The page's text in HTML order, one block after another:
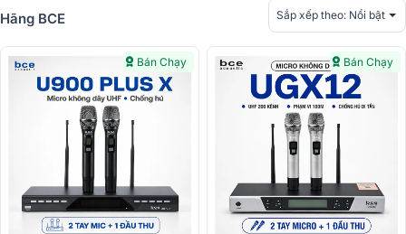
Hãng BCE Sắp xếp theo: Nổi bật
Bán Chạy Bán Chạy